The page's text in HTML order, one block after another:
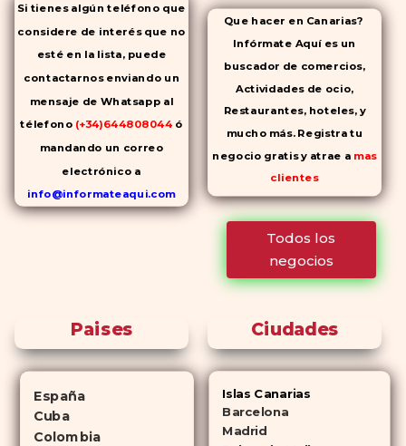
Si tienes algún teléfono que
considere de interés que no
esté en la lista, puede
contactarnos enviando un
mensaje de Whatsapp al
télefono (+34)644808044 ó
mandando un correo
electrónico a
info@informateaqui.com
Mientras que antes la
cambio de los tiempos ha
permitido la producción de
alternativas genéricas tanto a
Cialis como a
Que hacer en Canarias?
Infórmate Aquí es un
buscador de comercios,
Actividades de ocio,
Restaurantes, hoteles, y
mucho más. Registra tu
negocio gratis y atrae a mas
clientes
Todos los
negocios
Paises
España
Cuba
Colombia
Ciudades
Islas Canarias
Barcelona
Madrid